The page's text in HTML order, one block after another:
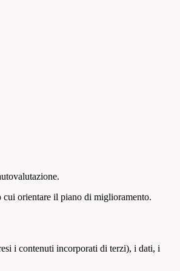
cui orientare il piano di miglioramento.
i contenuti incorporati di terzi), i dati, i